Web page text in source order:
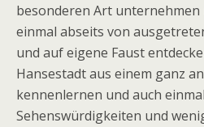
besonderen Art unternehmen
einmal abseits von
und auf eigene Faust
Hansestadt aus einem ganz
kennenlernen und auch
Sehenswürdigkeiten und